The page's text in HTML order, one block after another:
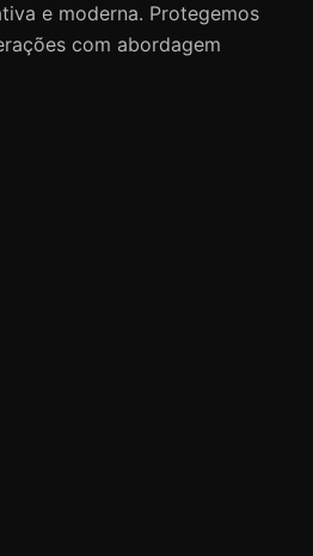
e moderna. Protegemos
com abordagem